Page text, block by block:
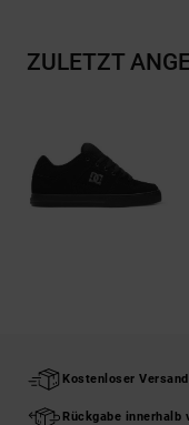
ZULETZT
Kostenloser
Rückgabe innerhalb